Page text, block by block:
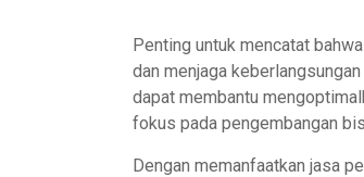
Penting untuk mencatat
dan menjaga
dapat membantu
fokus pada pengembangan
Dengan memanfaatkan jasa